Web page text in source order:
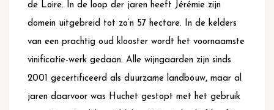
de Loire. In de loop der jaren heeft Jérémie zijn
domein uitgebreid tot zo’n 57 hectare. In de kelders
van een prachtig oud klooster wordt het voornaamste
vinificatie-werk gedaan. Alle wijngaarden zijn sinds
2001 gecertificeerd als duurzame landbouw, maar al
jaren daarvoor was Huchet gestopt met het gebruik